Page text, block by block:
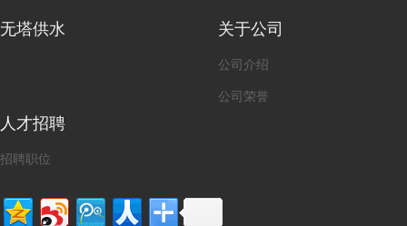
无塔供水 关于公司
公司介绍
公司荣誉
人才招聘
招聘职位